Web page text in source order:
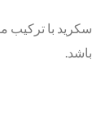
با ترکیب